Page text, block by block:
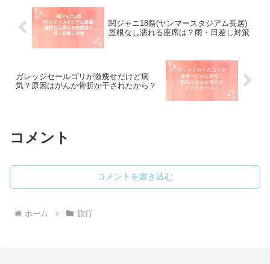
関ジャニ18祭(ヤンマースタジアム長居)
屋根なし濡れる座席は？雨・日差し対策
ガレッジセールゴリが激痩せだけど病
気？原因はがんか骨折か干されたから？
コメント
コメントを書き込む
ホーム 旅行